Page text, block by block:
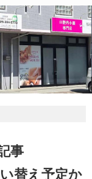
事
替え予定か